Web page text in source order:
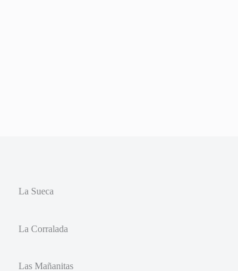
La Sueca
La Corralada
Las Mañanitas